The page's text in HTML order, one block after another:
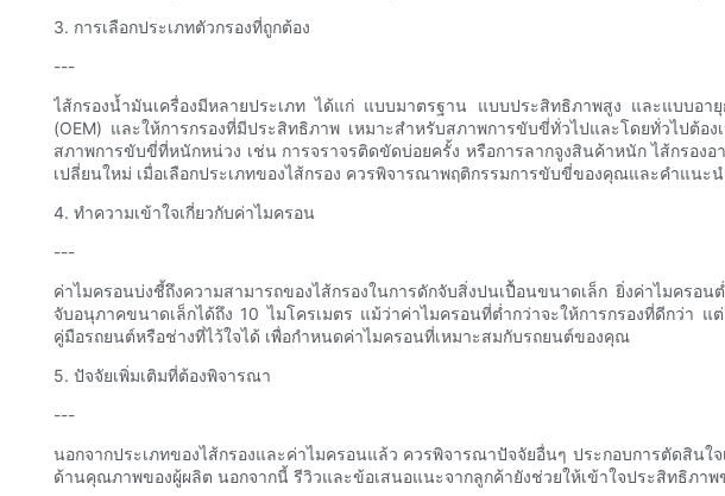
3. การเลือกประเภทตัวกรองที่ถูกต้อง
---
ไส้กรองน้ำมันเครื่องมีหลายประเภท ได้แก่ แบบมาตรฐาน แบบประสิทธิภาพสูง และแบบอา
(OEM) และให้การกรองที่มีประสิทธิภาพ เหมาะสำหรับสภาพการขับขี่ทั่วไปและโดยทั่วไปต้
สภาพการขับขี่ที่หนักหน่วง เช่น การจราจรติดขัดบ่อยครั้ง หรือการลากจูงสินค้าหนัก ไส้กรอ
เปลี่ยนใหม่ เมื่อเลือกประเภทของไส้กรอง ควรพิจารณาพฤติกรรมการขับขี่ของคุณและคำแนะ
4. ทำความเข้าใจเกี่ยวกับค่าไมครอน
---
ค่าไมครอนบ่งชี้ถึงความสามารถของไส้กรองในการดักจับสิ่งปนเปื้อนขนาดเล็ก ยิ่งค่าไมครอ
จับอนุภาคขนาดเล็กได้ถึง 10 ไมโครเมตร แม้ว่าค่าไมครอนที่ต่ำกว่าจะให้การกรองที่ดีกว่า
คู่มือรถยนต์หรือช่างที่ไว้ใจได้ เพื่อกำหนดค่าไมครอนที่เหมาะสมกับรถยนต์ของคุณ
5. ปัจจัยเพิ่มเติมที่ต้องพิจารณา
---
นอกจากประเภทของไส้กรองและค่าไมครอนแล้ว ควรพิจารณาปัจจัยอื่นๆ ประกอบการตัดสิน
ด้านคุณภาพของผู้ผลิต นอกจากนี้ รีวิวและข้อเสนอแนะจากลูกค้ายังช่วยให้เข้าใจประสิทธิภา